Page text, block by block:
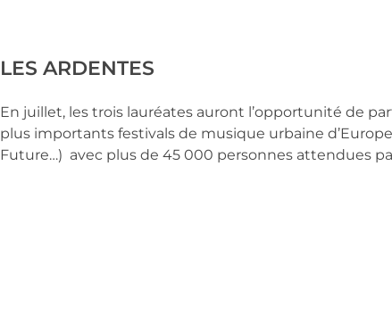
LES ARDENTES
En juillet, les trois lauréates auront l’opportunité de
plus importants festivals de musique urbaine d’Europe
Future…)  avec plus de 45 000 personnes attendues